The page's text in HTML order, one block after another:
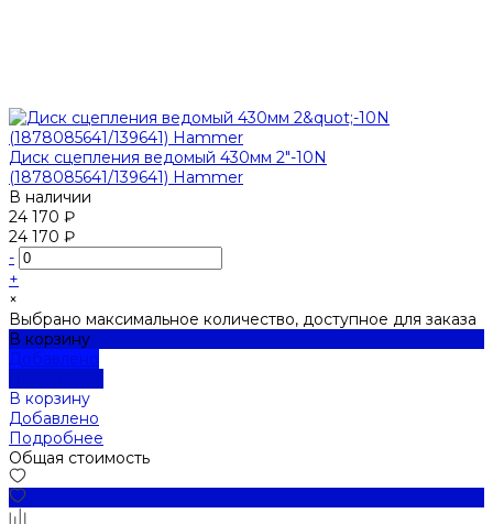
Диск сцепления ведомый 430мм 2"-10N
(1878085641/139641) Hammer
В наличии
24 170 ₽
24 170 ₽
-
+
×
Выбрано максимальное количество, доступное для заказа
В корзину
Добавлено
В корзину
Добавлено
Подробнее
Общая стоимость